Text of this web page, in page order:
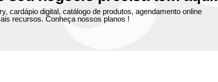
cardápio digital, catálogo de produtos, agendamento online
recursos. Conheça nossos planos !